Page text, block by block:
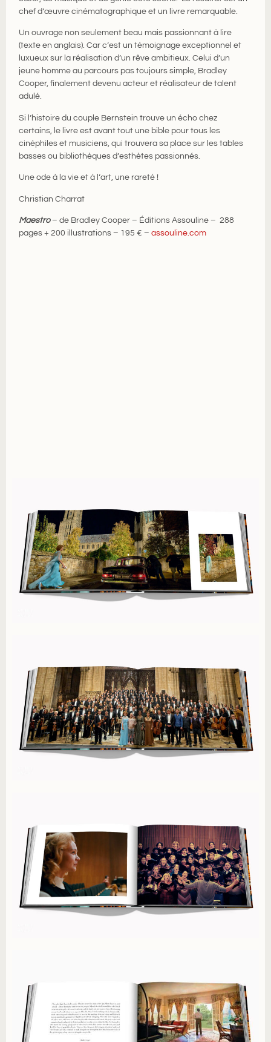
chef d’œuvre cinématographique et un livre remarquable.
Un ouvrage non seulement beau mais passionnant à lire
(texte en anglais). Car c’est un témoignage exceptionnel et
luxueux sur la réalisation d’un rêve ambitieux. Celui d’un
jeune homme au parcours pas toujours simple, Bradley
Cooper, finalement devenu acteur et réalisateur de talent
adulé.
Si l’histoire du couple Bernstein trouve un écho chez
certains, le livre est avant tout une bible pour tous les
cinéphiles et musiciens, qui trouvera sa place sur les tables
basses ou bibliothèques d’esthètes passionnés.
Une ode à la vie et à l’art, une rareté !
Christian Charrat
Maestro– de Bradley Cooper – Éditions Assouline – 288
pages + 200 illustrations – 195 € –assouline.com